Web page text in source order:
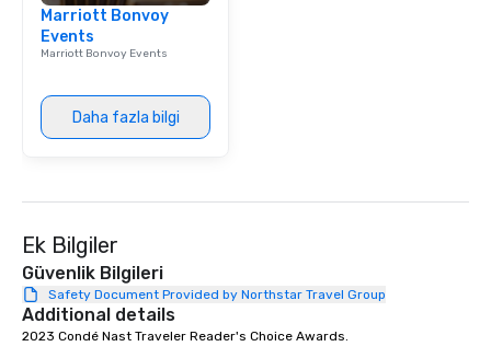
Our exclusive
right of you. Because
Marriott Bonvoy
Events
Marriott Bonvoy Events
Daha fazla bilgi
Ek Bilgiler
Güvenlik Bilgileri
Safety Document Provided by Northstar Travel Group
Additional details
2023 Condé Nast Traveler Reader's Choice Awards.